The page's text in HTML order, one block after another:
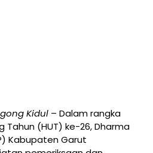
Kidul – Dalam rangka
Tahun (HUT) ke-26, Dharma
Kabupaten Garut